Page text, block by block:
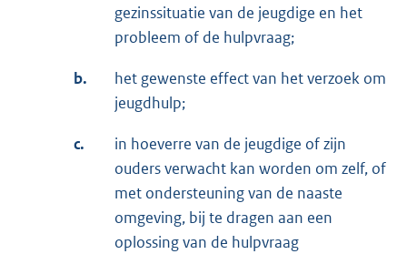
gezinssituatie van de jeugdige en het
probleem of de hulpvraag;
b.
het gewenste effect van het verzoek om
jeugdhulp;
c.
in hoeverre van de jeugdige of zijn
ouders verwacht kan worden om zelf, of
met ondersteuning van de naaste
omgeving, bij te dragen aan een
oplossing van de hulpvraag